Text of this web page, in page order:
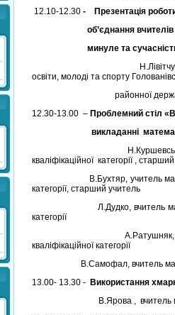
12.10-12.30 - Презентація
об’єднання вчителів
минуле та сучасність
Н.Лівітчук , методист
освіти, молоді та спорту
районної державної
12.30-13.00 – Проблемний стіл
викладанні
Н.Куршевська, учитель
кваліфікаційної категорії ,
В.Бухтяр, учитель
категорії, старший учитель
Л.Дудко, вчитель
категорії
А.Ратушняк, вчитель
кваліфікаційної категорії
В.Самофал, вчитель
13.00- 13.30 - Використання
В.Ярова , вчитель